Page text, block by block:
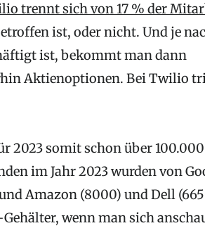
trennt sich von 17 % der
ist, oder nicht. Und je
ist, bekommt man dann
Aktienoptionen. Bei Twilio
2023 somit schon über
im Jahr 2023 wurden von
Amazon (8000) und Dell
wenn man sich